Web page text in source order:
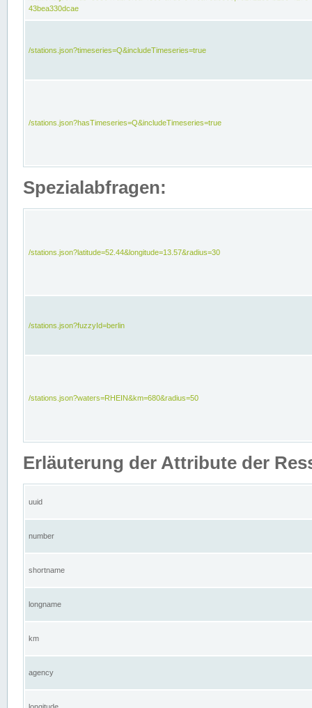
43bea330dcae
/stations.json?timeseries=Q&includeTimeseries=true
/stations.json?hasTimeseries=Q&includeTimeseries=true
Spezialabfragen:
/stations.json?latitude=52.44&longitude=13.57&radius=30
/stations.json?fuzzyId=berlin
/stations.json?waters=RHEIN&km=680&radius=50
Erläuterung der Attribute der
uuid
number
shortname
longname
km
agency